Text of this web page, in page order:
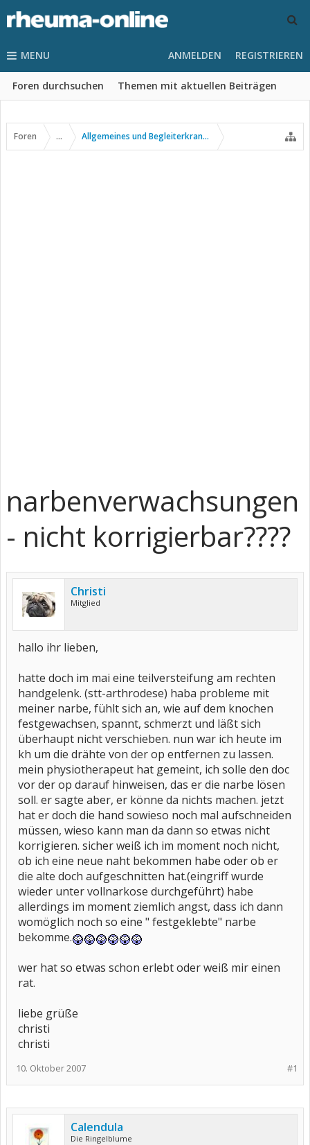
MENU
Foren durchsuchen Themen mit aktuellen Beiträgen
ANMELDEN REGISTRIEREN
Foren ... Allgemeines und Begleiterkrankungen
narbenverwachsungen
- nicht korrigierbar????
Christi
Mitglied
hallo ihr lieben,
hatte doch im mai eine teilversteifung am rechten
handgelenk. (stt-arthrodese) haba probleme mit
meiner narbe, fühlt sich an, wie auf dem knochen
festgewachsen, spannt, schmerzt und läßt sich
überhaupt nicht verschieben. nun war ich heute im
kh um die drähte von der op entfernen zu lassen.
mein physiotherapeut hat gemeint, ich solle den doc
vor der op darauf hinweisen, das er die narbe lösen
soll. er sagte aber, er könne da nichts machen. jetzt
hat er doch die hand sowieso noch mal aufschneiden
müssen, wieso kann man da dann so etwas nicht
korrigieren. sicher weiß ich im moment noch nicht,
ob ich eine neue naht bekommen habe oder ob er
die alte doch aufgeschnitten hat.(eingriff wurde
wieder unter vollnarkose durchgeführt) habe
allerdings im moment ziemlich angst, dass ich dann
womöglich noch so eine " festgeklebte" narbe
bekomme.
wer hat so etwas schon erlebt oder weiß mir einen
rat.
liebe grüße
christi
christi
#1
10. Oktober 2007
Calendula
Die Ringelblume